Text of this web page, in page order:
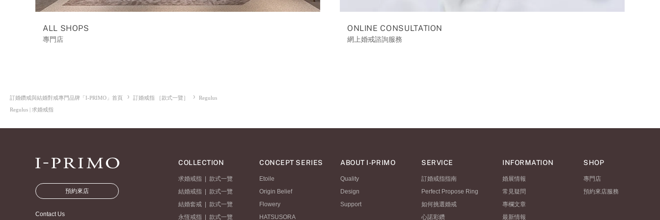
ALL SHOPS
專門店
ONLINE CONSULTATION
網上婚戒諮詢服務
訂婚鑽戒與結婚對戒專門品牌「I-PRIMO」首頁 訂婚戒指 ［款式一覽］
Regulus
Regulus | 求婚戒指
預約來店
Contact Us
COLLECTION
求婚戒指
款式一覽
結婚戒指
款式一覽
結婚套戒
款式一覽
永恆戒指
款式一覽
CONCEPT SERIES
Etoile
Origin Belief
Flowery
HATSUSORA
ABOUT I-PRIMO
Quality
Design
Support
SERVICE
訂婚戒指指南
Perfect Propose Ring
如何挑選婚戒
心諾彩鑽
INFORMATION
婚展情報
常見疑問
專欄文章
最新情報
SHOP
專門店
預約來店服務